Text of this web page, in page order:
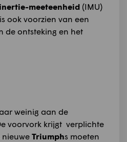
inertie-meeteenheid (IMU)
ook voorzien van een
de ontsteking en het
weinig aan de
voorvork krijgt verplichte
nieuwe Triumphs moeten